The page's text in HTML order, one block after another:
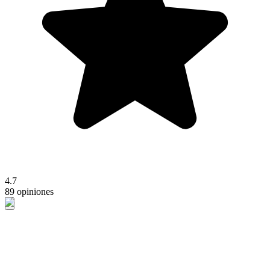
4.7
89 opiniones